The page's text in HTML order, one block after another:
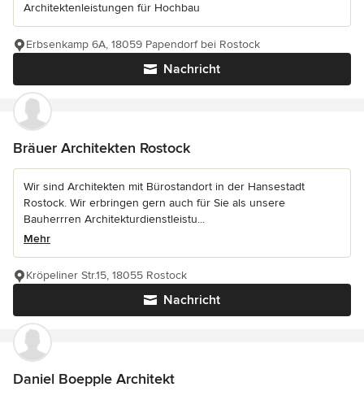
Architektenleistungen für Hochbau
Nachricht
Erbsenkamp 6A, 18059 Papendorf bei Rostock
Bräuer Architekten Rostock
Wir sind Architekten mit Bürostandort in der Hansestadt
Rostock. Wir erbringen gern auch für Sie als unsere
Bauherrren Architekturdienstleistu...
Mehr
Nachricht
Kröpeliner Str.15, 18055 Rostock
Daniel Boepple Architekt